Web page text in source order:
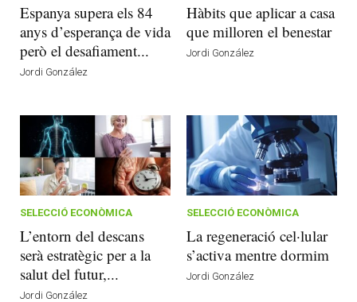
Espanya supera els 84
anys d’esperança de vida
però el desafiament...
Jordi González
Hàbits que aplicar a casa
que milloren el benestar
Jordi González
SELECCIÓ ECONÒMICA
L’entorn del descans
serà estratègic per a la
salut del futur,...
Jordi González
SELECCIÓ ECONÒMICA
La regeneració cel·lular
s’activa mentre dormim
Jordi González